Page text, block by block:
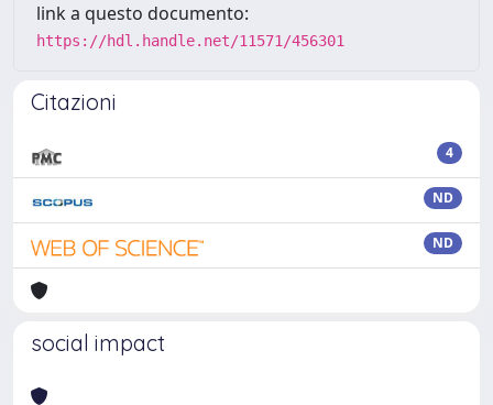
link a questo documento:
https://hdl.handle.net/11571/456301
Citazioni
4
ND
ND
social impact